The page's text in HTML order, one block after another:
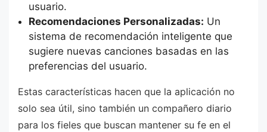
usuario.
Recomendaciones Personalizadas: Un
sistema de recomendación inteligente que
sugiere nuevas canciones basadas en las
preferencias del usuario.
Estas características hacen que la aplicación no
solo sea útil, sino también un compañero diario
para los fieles que buscan mantener su fe en el